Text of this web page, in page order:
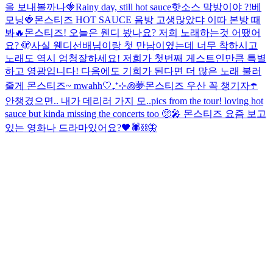
을 보내볼까나🍓Rainy day, still hot sauce핫소스 막방이야 ?!베
모닝🍓몬스티즈 HOT SAUCE 음방 고생많았댜 이따 본방 때
봐🔥 몬스티즈! 오늘은 웬디 봤나요? 저희 노래하는것 어땠어
요? 🫣사실 웬디선배님이랑 첫 만남이였는데 너무 착하시고
노래도 역시 엄청잘하세요! 저희가 첫번째 게스트인만큼 특별
하고 영광입니다! 다음에도 기희가 된다면 더 많은 노래 불러
줄게 몬스티즈~ mwahh🤍 ₊⁺⊹꩜夢몬스티즈 우산 꼭 챙기자☂️
안챙겼으면.. 내가 데리러 가지 모..pics from the tour! loving hot
sauce but kinda missing the concerts too 🥺🎤 몬스티즈 요즘 보고
있는 영화나 드라마있어요?🖤🕷️⛓️🦋